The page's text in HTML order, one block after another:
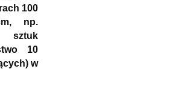
100
np.
sztuk
10
w